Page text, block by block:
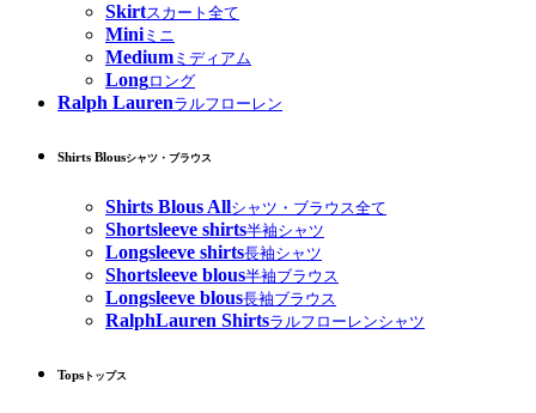
Skirtスカート全て
Miniミニ
Medium ミディアム
Longロング
Ralph Laurenラルフローレン
Shirts Blousシャツ・ブラウス
Shirts Blous Allシャツ・ブラウス全て
Shortsleeve shirts半袖シャツ
Longsleeve shirts長袖シャツ
Shortsleeve blous半袖ブラウス
Longsleeve blous長袖ブラウス
RalphLauren Shirtsラルフローレンシャツ
Tops トップス